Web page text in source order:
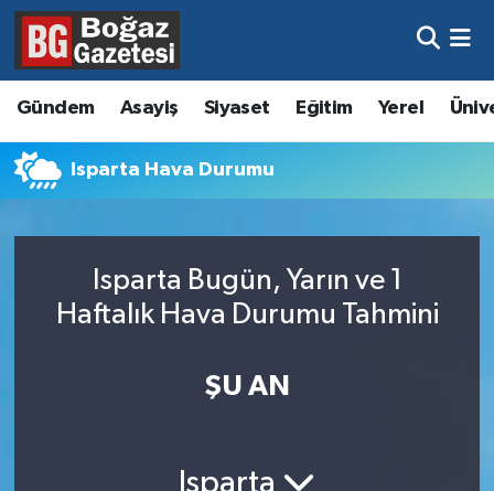
Gündem Asayiş Siyaset Eğitim Yerel
Isparta Hava Durumu
Isparta Bugün, Yarın ve 1
Haftalık Hava Durumu Tahmini
ŞU AN
Asayiş
Eğitim
Ekonomi
Kültür ve Sanat
Hava Durumu
Trafik Durumu
Süper Lig Puan Durumu ve Fikstür
Son Dakika Haberleri